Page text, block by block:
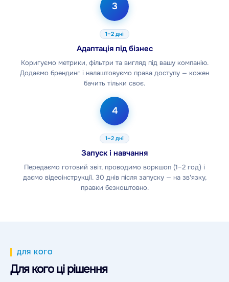
3
1–2 дні
Адаптація під бізнес
Коригуємо метрики, фільтри та вигляд під вашу компанію.
Додаємо брендинг і налаштовуємо права доступу — кожен
бачить тільки своє.
4
1–2 дні
Запуск і навчання
Передаємо готовий звіт, проводимо воркшоп (1–2 год) і
даємо відеоінструкції. 30 днів після запуску — на зв'язку,
правки безкоштовно.
ДЛЯ КОГО
Для кого ці рішення